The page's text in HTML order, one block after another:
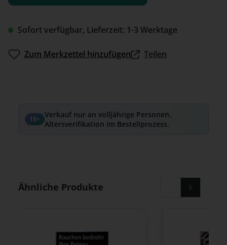
Sofort verfügbar, Lieferzeit: 1-3 Werktage
Zum Merkzettel hinzufügen Teilen
18+ Verkauf nur an volljährige Personen.
Altersverifikation im Bestellprozess.
Produktgalerie überspringen
Ähnliche Produkte